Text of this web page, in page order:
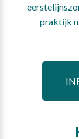
praktijk